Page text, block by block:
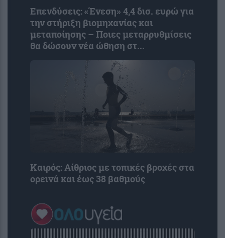
Επενδύσεις: «Ένεση» 4,4 δισ. ευρώ για
την στήριξη βιομηχανίας και
μεταποίησης – Ποιες μεταρρυθμίσεις
θα δώσουν νέα ώθηση στ...
Καιρός: Αίθριος με τοπικές βροχές στα
ορεινά και έως 38 βαθμούς